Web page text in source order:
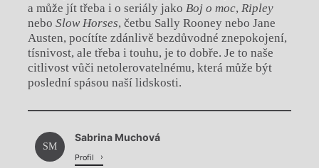
a může jít třeba i o seriály jako Boj o moc, Ripley
nebo Slow Horses, četbu Sally Rooney nebo Jane
Austen, pocítíte zdánlivě bezdůvodné znepokojení,
tísnivost, ale třeba i touhu, je to dobře. Je to naše
citlivost vůči netolerovatelnému, která může být
poslední spásou naší lidskosti.
Chviličku.
Načítá se.
SM
Sabrina Muchová
Profil